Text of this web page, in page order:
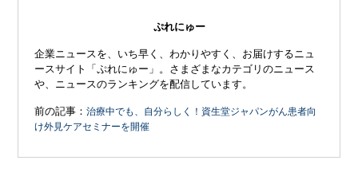
ぷれにゅー
企業ニュースを、いち早く、わかりやすく、お届けするニュ
ースサイト「ぷれにゅー」。さまざまなカテゴリのニュース
や、ニュースのランキングを配信しています。
前の記事：治療中でも、自分らしく！資生堂ジャパンがん患者向
け外見ケアセミナーを開催